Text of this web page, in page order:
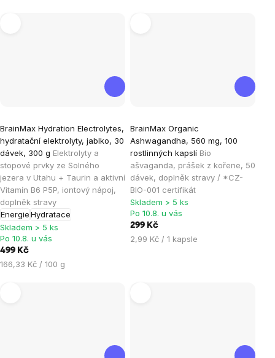
BrainMax Hydration Electrolytes,
hydratační elektrolyty, jablko, 30
dávek, 300 g Elektrolyty a
stopové prvky ze Solného
jezera v Utahu + Taurin a aktivní
Vitamín B6 P5P, iontový nápoj,
doplněk stravy
EnergieHydratace
hodnocení
produktu
je
4,8
z
5
hvězdiček.
Skladem > 5 ks
Po 10.8. u vás
499 Kč
Měrná
166,33 Kč / 100 g
BrainMax Organic
Ashwagandha, 560 mg, 100
rostlinných kapslí Bio
ašvaganda, prášek z kořene, 50
dávek, doplněk stravy / *CZ-
BIO-001 certifikát
hodnocení
produktu
je
5,0
z
5
hvězdiček.
Skladem > 5 ks
Po 10.8. u vás
299 Kč
Měrná
2,99 Kč / 1 kapsle